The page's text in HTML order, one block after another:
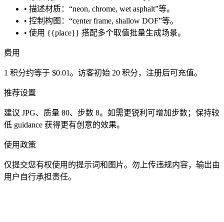
• 描述材质：“neon, chrome, wet asphalt”等。
• 控制构图：“center frame, shallow DOF”等。
• 使用 {{place}} 搭配多个取值批量生成场景。
费用
1 积分约等于 $0.01。访客初始 20 积分，注册后可充值。
推荐设置
建议 JPG、质量 80、步数 8。如需更锐利可增加步数；保持较
低 guidance 获得更有创意的效果。
使用政策
仅提交您有权使用的提示词和图片。勿上传违规内容，输出由
用户自行承担责任。